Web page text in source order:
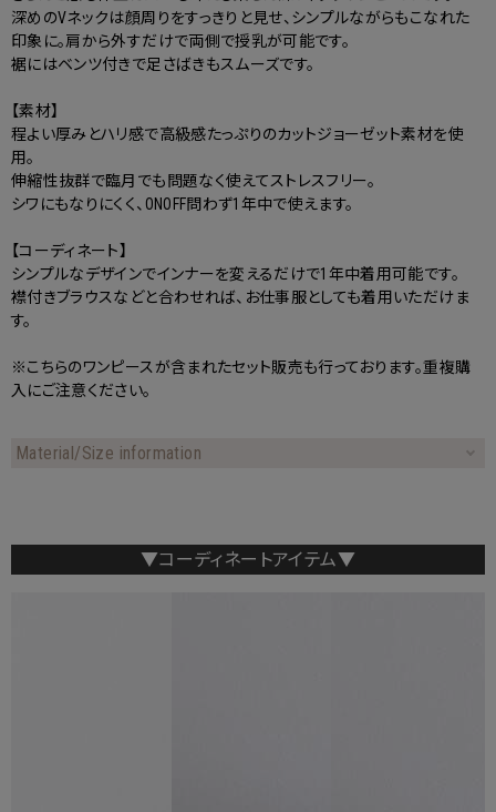
深めのVネックは顔周りをすっきりと見せ、シンプルながらもこなれた
印象に。肩から外すだけで両側で授乳が可能です。
裾にはベンツ付きで足さばきもスムーズです。
【素材】
程よい厚みとハリ感で高級感たっぷりのカットジョーゼット素材を使
用。
伸縮性抜群で臨月でも問題なく使えてストレスフリー。
シワにもなりにくく、ONOFF問わず1年中で使えます。
【コーディネート】
シンプルなデザインでインナーを変えるだけで1年中着用可能です。
襟付きブラウスなどと合わせれば、お仕事服としても着用いただけま
す。
※こちらのワンピースが含まれたセット販売も行っております。重複購
入にご注意ください。
Material/Size information
▼コーディネートアイテム▼